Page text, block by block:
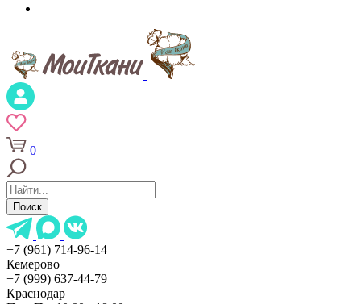
0
Поиск
+7 (961) 714-96-14
Кемерово
+7 (999) 637-44-79
Краснодар